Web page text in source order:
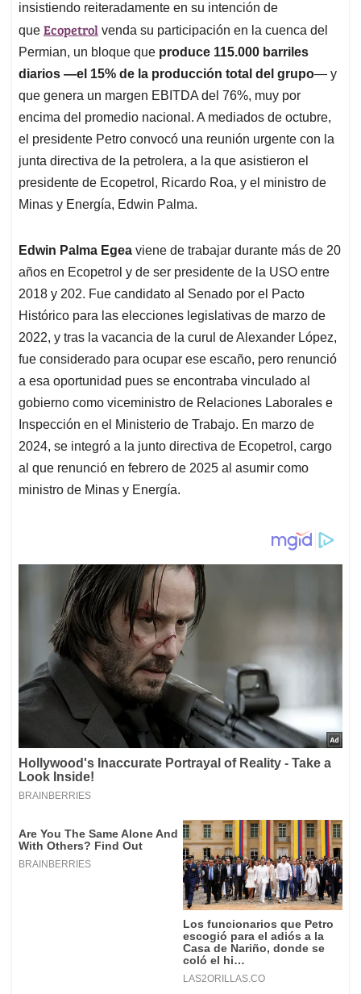
insistiendo reiteradamente en su intención de
que Ecopetrol venda su participación en la cuenca del
Permian, un bloque que produce 115.000 barriles
diarios —el 15% de la producción total del grupo— y
que genera un margen EBITDA del 76%, muy por
encima del promedio nacional. A mediados de octubre,
el presidente Petro convocó una reunión urgente con la
junta directiva de la petrolera, a la que asistieron el
presidente de Ecopetrol, Ricardo Roa, y el ministro de
Minas y Energía, Edwin Palma.
Edwin Palma Egea viene de trabajar durante más de 20
años en Ecopetrol y de ser presidente de la USO entre
2018 y 202. Fue candidato al Senado por el Pacto
Histórico para las elecciones legislativas de marzo de
2022, y tras la vacancia de la curul de Alexander López,
fue considerado para ocupar ese escaño, pero renunció
a esa oportunidad pues se encontraba vinculado al
gobierno como viceministro de Relaciones Laborales e
Inspección en el Ministerio de Trabajo. En marzo de
2024, se integró a la junto directiva de Ecopetrol, cargo
al que renunció en febrero de 2025 al asumir como
ministro de Minas y Energía.